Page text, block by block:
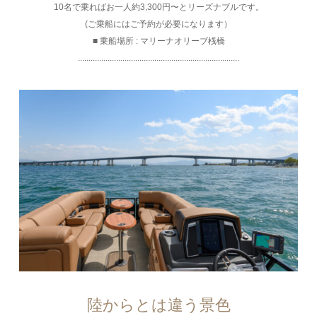
10名で乗ればお一人約3,300円〜とリーズナブルです。
(ご乗船にはご予約が必要になります）
■ 乗船場所 : マリーナオリーブ桟橋
陸からとは違う景色